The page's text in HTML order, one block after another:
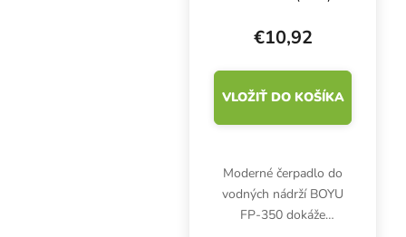
€10,92
VLOŽIŤ DO KOŠÍKA
Moderné čerpadlo do
vodných nádrží BOYU
FP-350 dokáže